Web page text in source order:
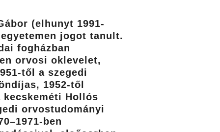
(elhunyt 1991-
jogot tanult.
fogházban
orvosi oklevelet,
től a szegedi
1952-től
Hollós
orvostudományi
ben